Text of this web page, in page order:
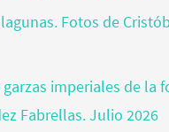
Fotos de
imperiales de la
Fabrellas. Julio 2026